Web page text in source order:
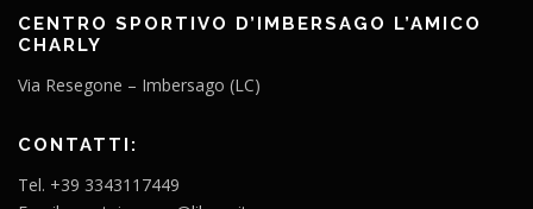
CENTRO SPORTIVO D’IMBERSAGO L’AMICO
CHARLY
Via Resegone – Imbersago (LC)
CONTATTI:
Tel. +39 3343117449